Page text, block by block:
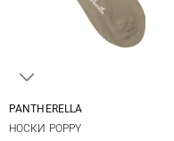
PANTHERELLA
НОСКИ POPPY